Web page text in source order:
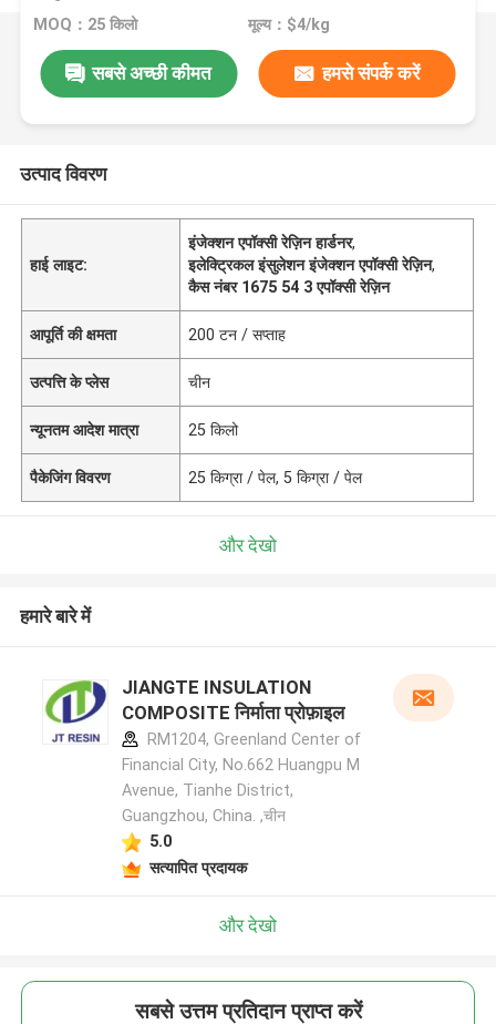
MOQ：25 किलो मूल्य：$4/kg
सबसे अच्छी कीमत हमसे संपर्क करें
उत्पाद विवरण
हाई लाइट:
इंजेक्शन एपॉक्सी रेज़िन हार्डनर,
इलेक्ट्रिकल इंसुलेशन इंजेक्शन एपॉक्सी रेज़िन,
कैस नंबर 1675 54 3 एपॉक्सी रेज़िन
आपूर्ति की क्षमता 200 टन / सप्ताह
उत्पत्ति के प्लेस चीन
न्यूनतम आदेश मात्रा 25 किलो
पैकेजिंग विवरण 25 किग्रा / पेल, 5 किग्रा / पेल
और देखो
हमारे बारे में
JIANGTE INSULATION
COMPOSITE निर्माता प्रोफ़ाइल
RM1204, Greenland Center of
Financial City, No.662 Huangpu M
Avenue, Tianhe District,
Guangzhou, China. ,चीन
5.0
सत्यापित प्रदायक
और देखो
सबसे उत्तम प्रतिदान प्राप्त करें